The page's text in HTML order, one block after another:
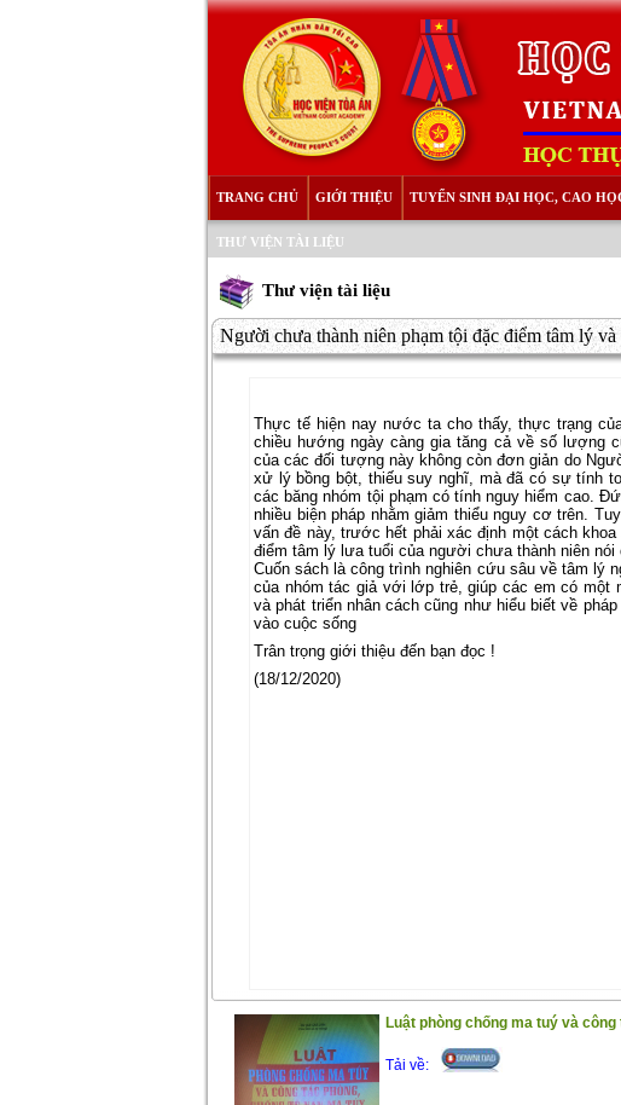
TRANG CHỦ GIỚI THIỆU TUYỂN SINH ĐẠI HỌC, CAO
THƯ VIỆN TÀI LIỆU
Thư viện tài liệu
Người chưa thành niên phạm tội đặc điểm tâm lý
Thực tế hiện nay nước ta cho thấy, thực trạng
chiều hướng ngày càng gia tăng cả về số lượng
của các đối tượng này không còn đơn giản do
xử lý bồng bột, thiếu suy nghĩ, mà đã có sự tính
các băng nhóm tội phạm có tính nguy hiểm cao.
nhiều biện pháp nhằm giảm thiểu nguy cơ trên.
vấn đề này, trước hết phải xác định một cách
điểm tâm lý lưa tuổi của người chưa thành niên
Cuốn sách là công trình nghiên cứu sâu về tâm lý
của nhóm tác giả với lớp trẻ, giúp các em có một
và phát triển nhân cách cũng như hiểu biết về
vào cuộc sống
Trân trọng giới thiệu đến bạn đọc !
(18/12/2020)
Luật phòng chống ma tuý và
Tải về: